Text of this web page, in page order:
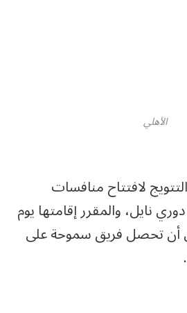
الأهلي
لافتتاح منافسات
نايل، والمقرر إقامتها يوم
أن تحصل فريق سموحة على